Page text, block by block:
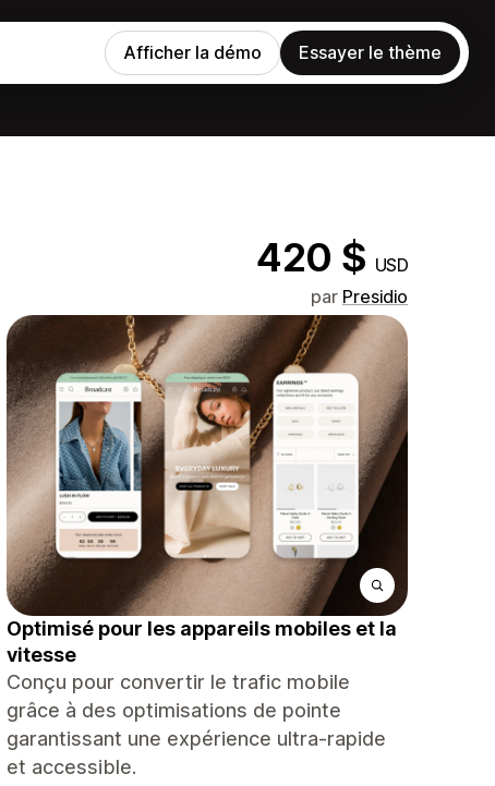
Afficher la démo Essayer le thème
420 $ USD
par Presidio
Optimisé pour les appareils mobiles et la
vitesse
Conçu pour convertir le trafic mobile
grâce à des optimisations de pointe
garantissant une expérience ultra-rapide
et accessible.